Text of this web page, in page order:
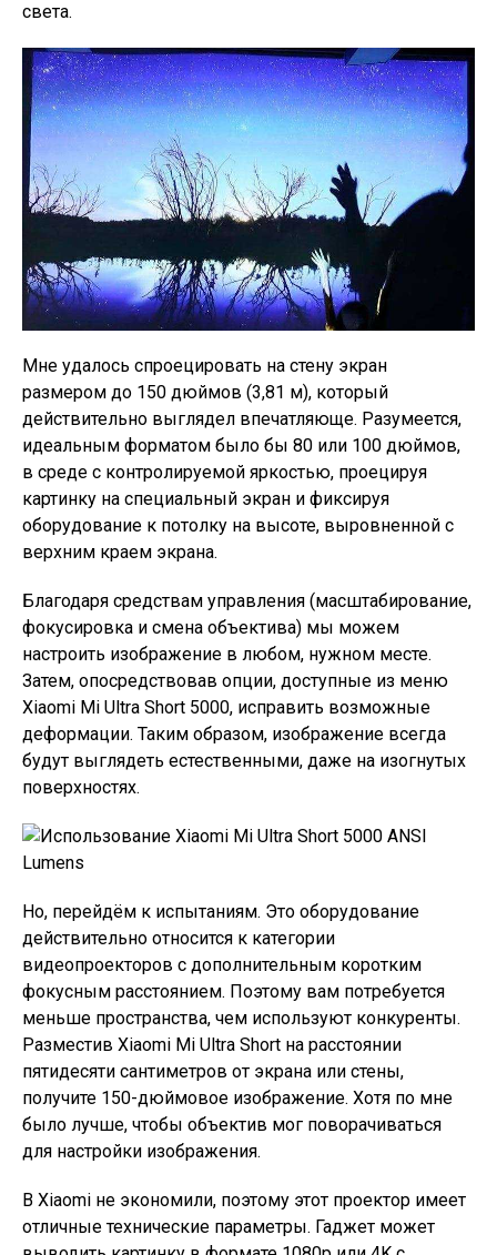
света.
Мне удалось спроецировать на стену экран
размером до 150 дюймов (3,81 м), который
действительно выглядел впечатляюще. Разумеется,
идеальным форматом было бы 80 или 100 дюймов,
в среде с контролируемой яркостью, проецируя
картинку на специальный экран и фиксируя
оборудование к потолку на высоте, выровненной с
верхним краем экрана.
Благодаря средствам управления (масштабирование,
фокусировка и смена объектива) мы можем
настроить изображение в любом, нужном месте.
Затем, опосредствовав опции, доступные из меню
Xiaomi Mi Ultra Short 5000, исправить возможные
деформации. Таким образом, изображение всегда
будут выглядеть естественными, даже на изогнутых
поверхностях.
Но, перейдём к испытаниям. Это оборудование
действительно относится к категории
видеопроекторов с дополнительным коротким
фокусным расстоянием. Поэтому вам потребуется
меньше пространства, чем используют конкуренты.
Разместив Xiaomi Mi Ultra Short на расстоянии
пятидесяти сантиметров от экрана или стены,
получите 150-дюймовое изображение. Хотя по мне
было лучше, чтобы объектив мог поворачиваться
для настройки изображения.
В Xiaomi не экономили, поэтому этот проектор имеет
отличные технические параметры. Гаджет может